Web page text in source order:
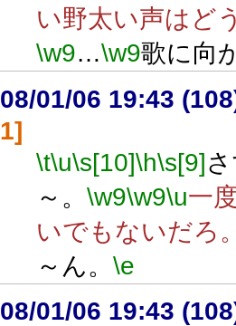
い野太い声はど
\w9…\w9歌に向
08/01/06 19:43
1]
\t\u\s[10]\h\s[9]
～。 \w9\w9\u一
いでもないだろ
～ん。 \e
08/01/06 19:43